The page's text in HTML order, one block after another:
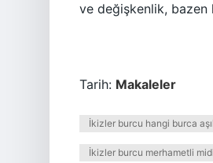
ve değişkenlik, bazen
Tarih: Makaleler
İkizler burcu hangi burca
İkizler burcu merhametli